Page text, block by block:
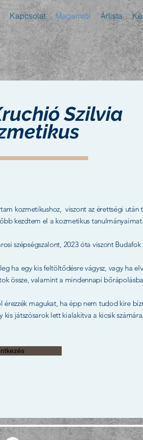
Kapcsolat Magamról Árlista
Szilvia
kozmetikushoz, viszont az érettségi után
kezdtem el a kozmetikus tanulmányaimat.
szépségszalont, 2023 óta viszont
ha egy kis feltöltődésre vágysz, vagy ha
össze, valamint a mindennapi
magukat, ha épp nem tudod kire
játszósarok lett kialakítva a kicsik számára.